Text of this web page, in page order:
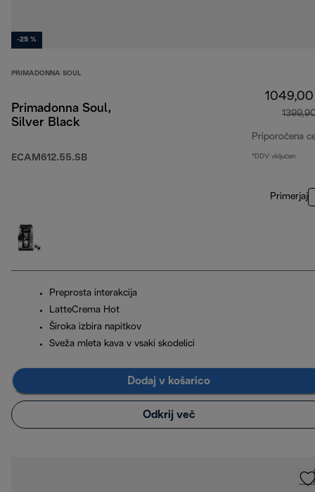
-25 %
PRIMADONNA SOUL
Primadonna Soul,
Silver Black
ECAM612.55.SB
Priporočena
*DDV vključen
Primerjaj
Preprosta interakcija
LatteCrema Hot
Široka izbira napitkov
Sveža mleta kava v vsaki skodelici
Dodaj v košarico
Odkrij več